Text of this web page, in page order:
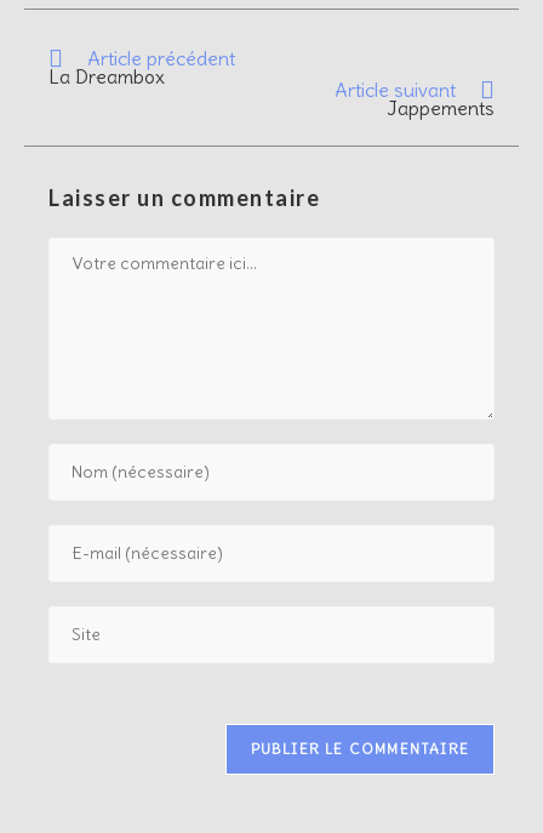
Article précédent
La Dreambox
Article suivant
Jappements
Laisser un commentaire